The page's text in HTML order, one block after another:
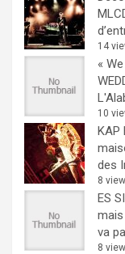
14
«
10
KAP
des
8
ES
va
8